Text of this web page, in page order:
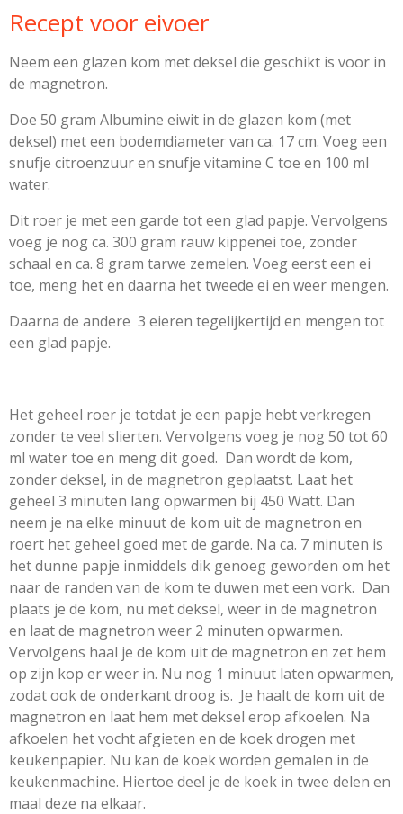
Recept voor eivoer
Neem een glazen kom met deksel die geschikt is voor in
de magnetron.
Doe 50 gram Albumine eiwit in de glazen kom (met
deksel) met een bodemdiameter van ca. 17 cm. Voeg een
snufje citroenzuur en snufje vitamine C toe en 100 ml
water.
Dit roer je met een garde tot een glad papje. Vervolgens
voeg je nog ca. 300 gram rauw kippenei toe, zonder
schaal en ca. 8 gram tarwe zemelen. Voeg eerst een ei
toe, meng het en daarna het tweede ei en weer mengen.
Daarna de andere 3 eieren tegelijkertijd en mengen tot
een glad papje.
Het geheel roer je totdat je een papje hebt verkregen
zonder te veel slierten. Vervolgens voeg je nog 50 tot 60
ml water toe en meng dit goed. Dan wordt de kom,
zonder deksel, in de magnetron geplaatst. Laat het
geheel 3 minuten lang opwarmen bij 450 Watt. Dan
neem je na elke minuut de kom uit de magnetron en
roert het geheel goed met de garde. Na ca. 7 minuten is
het dunne papje inmiddels dik genoeg geworden om het
naar de randen van de kom te duwen met een vork. Dan
plaats je de kom, nu met deksel, weer in de magnetron
en laat de magnetron weer 2 minuten opwarmen.
Vervolgens haal je de kom uit de magnetron en zet hem
op zijn kop er weer in. Nu nog 1 minuut laten opwarmen,
zodat ook de onderkant droog is. Je haalt de kom uit de
magnetron en laat hem met deksel erop afkoelen. Na
afkoelen het vocht afgieten en de koek drogen met
keukenpapier. Nu kan de koek worden gemalen in de
keukenmachine. Hiertoe deel je de koek in twee delen en
maal deze na elkaar.